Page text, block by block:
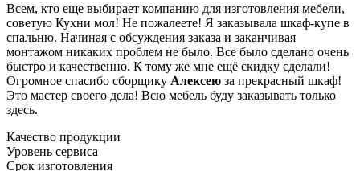
Всем, кто еще выбирает компанию для изготовления мебели,
советую Кухни мол! Не пожалеете! Я заказывала шкаф-купе в
спальню. Начиная с обсуждения заказа и заканчивая
монтажом никаких проблем не было. Все было сделано очень
быстро и качественно. К тому же мне ещё скидку сделали!
Огромное спасибо сборщику Алексею за прекрасный шкаф!
Это мастер своего дела! Всю мебель буду заказывать только
здесь.
Качество продукции
Уровень сервиса
Срок изготовления